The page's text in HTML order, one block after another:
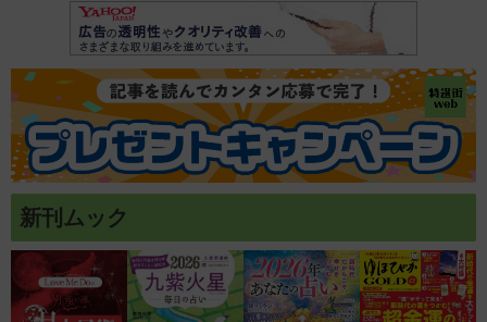
新刊ムック